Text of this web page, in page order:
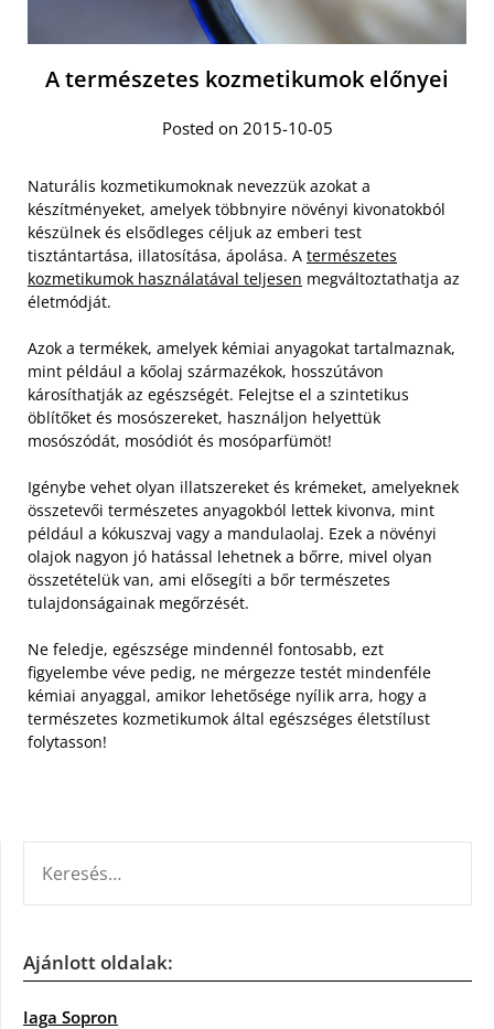
A természetes kozmetikumok előnyei
Posted on 2015-10-05
Naturális kozmetikumoknak nevezzük azokat a
készítményeket, amelyek többnyire növényi kivonatokból
készülnek és elsődleges céljuk az emberi test
tisztántartása, illatosítása, ápolása. A természetes
kozmetikumok használatával teljesen megváltoztathatja az
életmódját.
Azok a termékek, amelyek kémiai anyagokat tartalmaznak,
mint például a kőolaj származékok, hosszútávon
károsíthatják az egészségét. Felejtse el a szintetikus
öblítőket és mosószereket, használjon helyettük
mosószódát, mosódiót és mosóparfümöt!
Igénybe vehet olyan illatszereket és krémeket, amelyeknek
összetevői természetes anyagokból lettek kivonva, mint
például a kókuszvaj vagy a mandulaolaj. Ezek a növényi
olajok nagyon jó hatással lehetnek a bőrre, mivel olyan
összetételük van, ami elősegíti a bőr természetes
tulajdonságainak megőrzését.
Ne feledje, egészsége mindennél fontosabb, ezt
figyelembe véve pedig, ne mérgezze testét mindenféle
kémiai anyaggal, amikor lehetősége nyílik arra, hogy a
természetes kozmetikumok által egészséges életstílust
folytasson!
Ajánlott oldalak:
Iaga Sopron